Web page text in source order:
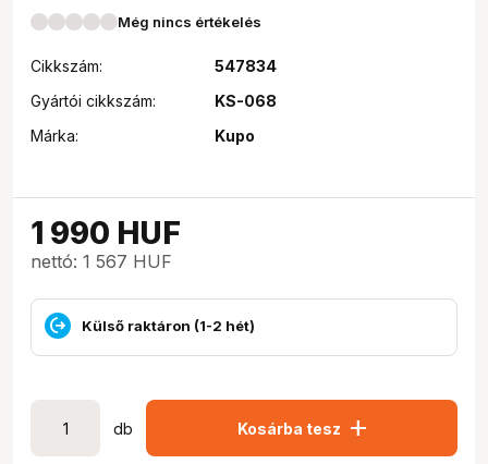
Még nincs értékelés
Cikkszám:
547834
Gyártói cikkszám:
KS-068
Márka:
Kupo
1 990 HUF
nettó: 1 567 HUF
Külső raktáron (1-2 hét)
db Kosárba tesz add